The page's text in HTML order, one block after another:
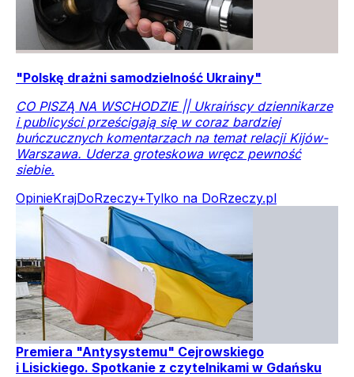
"Polskę drażni samodzielność Ukrainy"
CO PISZĄ NA WSCHODZIE || Ukraińscy dziennikarze
i publicyści prześcigają się w coraz bardziej
buńczucznych komentarzach na temat relacji Kijów-
Warszawa. Uderza groteskowa wręcz pewność
siebie.
OpinieKrajDoRzeczy+Tylko na DoRzeczy.pl
Premiera "Antysystemu" Cejrowskiego
i Lisickiego. Spotkanie z czytelnikami w Gdańsku